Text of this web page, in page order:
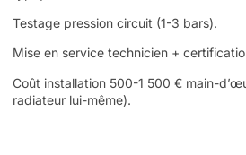
Testage pression circuit (1-3 bars).
Mise en service technicien +
Coût installation 500-1 500 € main-
radiateur lui-même).